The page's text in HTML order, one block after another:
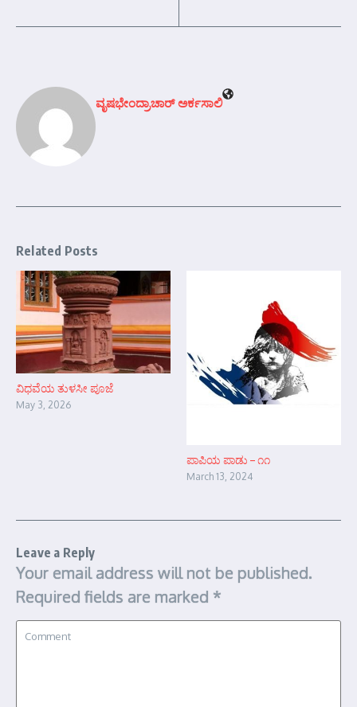
ವೃಷಭೇಂದ್ರಾಚಾರ್‍ ಅರ್ಕಸಾಲಿ
Related Posts
ವಿಧವೆಯ ತುಳಸೀ ಪೂಜೆ
May 3, 2026
ಪಾಪಿಯ ಪಾಡು – ೧೧
March 13, 2024
Leave a Reply
Your email address will not be published.
Required fields are marked *